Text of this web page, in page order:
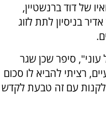
של דוד ברנשטיין,
בניסיון לתת לזוג
סיפר שכן שגר
רציתי להביא לו סכום
עם זה טבעת לקדש